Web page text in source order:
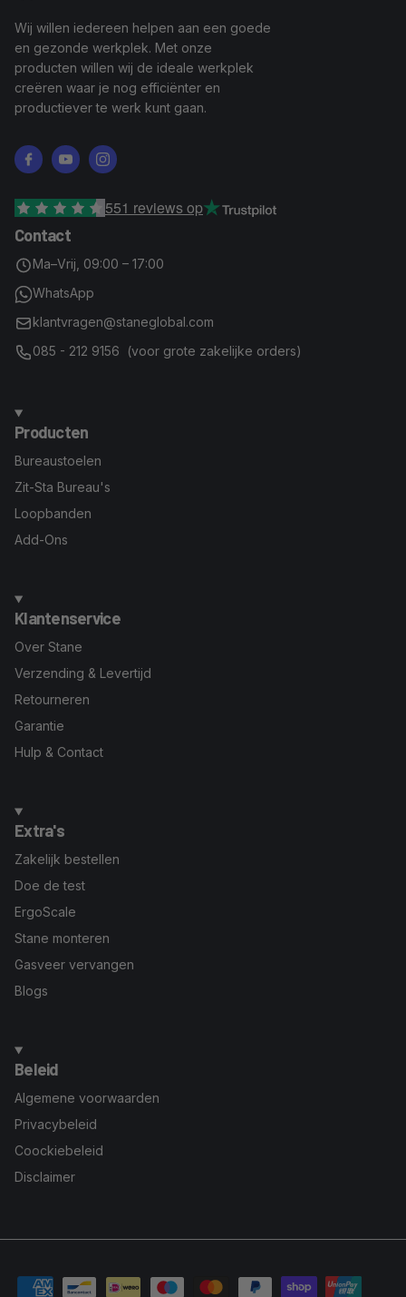
Wij willen iedereen helpen aan een goede
en gezonde werkplek. Met onze
producten willen wij de ideale werkplek
creëren waar je nog efficiënter en
productiever te werk kunt gaan.
FacebookYouTubeInstagram
551 reviews op
Contact
Ma–Vrij, 09:00 – 17:00
WhatsApp
klantvragen@staneglobal.com
085 - 212 9156 (voor grote zakelijke orders)
Producten
Bureaustoelen
Zit-Sta Bureau's
Loopbanden
Add-Ons
Klantenservice
Over Stane
Verzending & Levertijd
Retourneren
Garantie
Hulp & Contact
Extra's
Zakelijk bestellen
Doe de test
ErgoScale
Stane monteren
Gasveer vervangen
Blogs
Beleid
Algemene voorwaarden
Privacybeleid
Coockiebeleid
Disclaimer